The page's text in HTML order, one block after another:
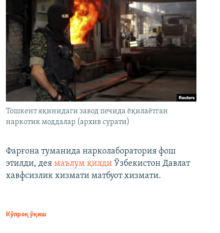
Тошкент яқинидаги завод печида ёқилаётган
наркотик моддалар (архив сурати)
Фарғона туманида нарколаборатория фош
этилди, дея маълум қилди Ўзбекистон Давлат
хавфсизлик хизмати матбуот хизмати.
Кўпроқ ўқиш